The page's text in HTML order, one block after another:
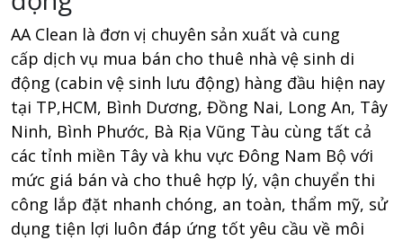
AA Clean là đơn vị chuyên sản xuất và cung
cấp dịch vụ mua bán cho thuê nhà vệ sinh di
động (cabin vệ sinh lưu động) hàng đầu hiện nay
tại TP,HCM, Bình Dương, Đồng Nai, Long An, Tây
Ninh, Bình Phước, Bà Rịa Vũng Tàu cùng tất cả
các tỉnh miền Tây và khu vực Đông Nam Bộ với
mức giá bán và cho thuê hợp lý, vận chuyển thi
công lắp đặt nhanh chóng, an toàn, thẩm mỹ, sử
dụng tiện lợi luôn đáp ứng tốt yêu cầu về môi